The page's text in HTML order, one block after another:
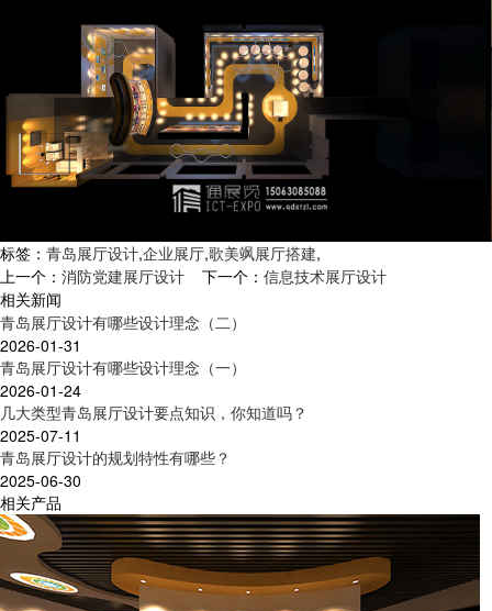
标签： 青岛展厅设计,企业展厅,歌美飒展厅搭建,
上一个： 消防党建展厅设计 下一个： 信息技术展厅设计
相关新闻
青岛展厅设计有哪些设计理念（二）
2026-01-31
青岛展厅设计有哪些设计理念（一）
2026-01-24
几大类型青岛展厅设计要点知识，你知道吗？
2025-07-11
青岛展厅设计的规划特性有哪些？
2025-06-30
相关产品